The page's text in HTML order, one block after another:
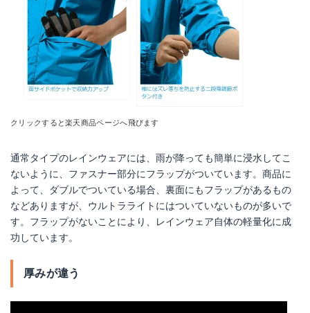
クリックすると楽天商品ページへ飛びます
通常タイプのレインウェアには、雨が降っても簡単に浸水してこ
ないように、ファスナー部分にフラップがついています。商品に
よって、ダブルでついている場合、裏面にもフラップがあるもの
などありますが、ウルトラライトにはついていないものが多いで
す。フラップがないことにより、レインウェア自体の軽量化に成
功しています。
厚みが違う